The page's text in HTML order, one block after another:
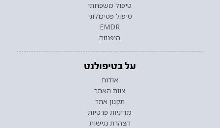
טיפול משפחתי
טיפול פסיכולוגי
EMDR
היפנוזה
על בטיפולנט
אודות
צוות האתר
תקנון אתר
מדיניות פרטיות
הצהרת נגישות